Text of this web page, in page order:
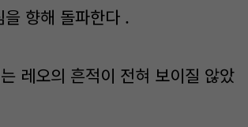
향해 돌파한다 .
레오의 흔적이 전혀 보이질 않았